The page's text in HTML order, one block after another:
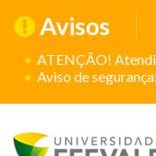
Avisos
ATENÇÃO!
Aviso de segurança: a